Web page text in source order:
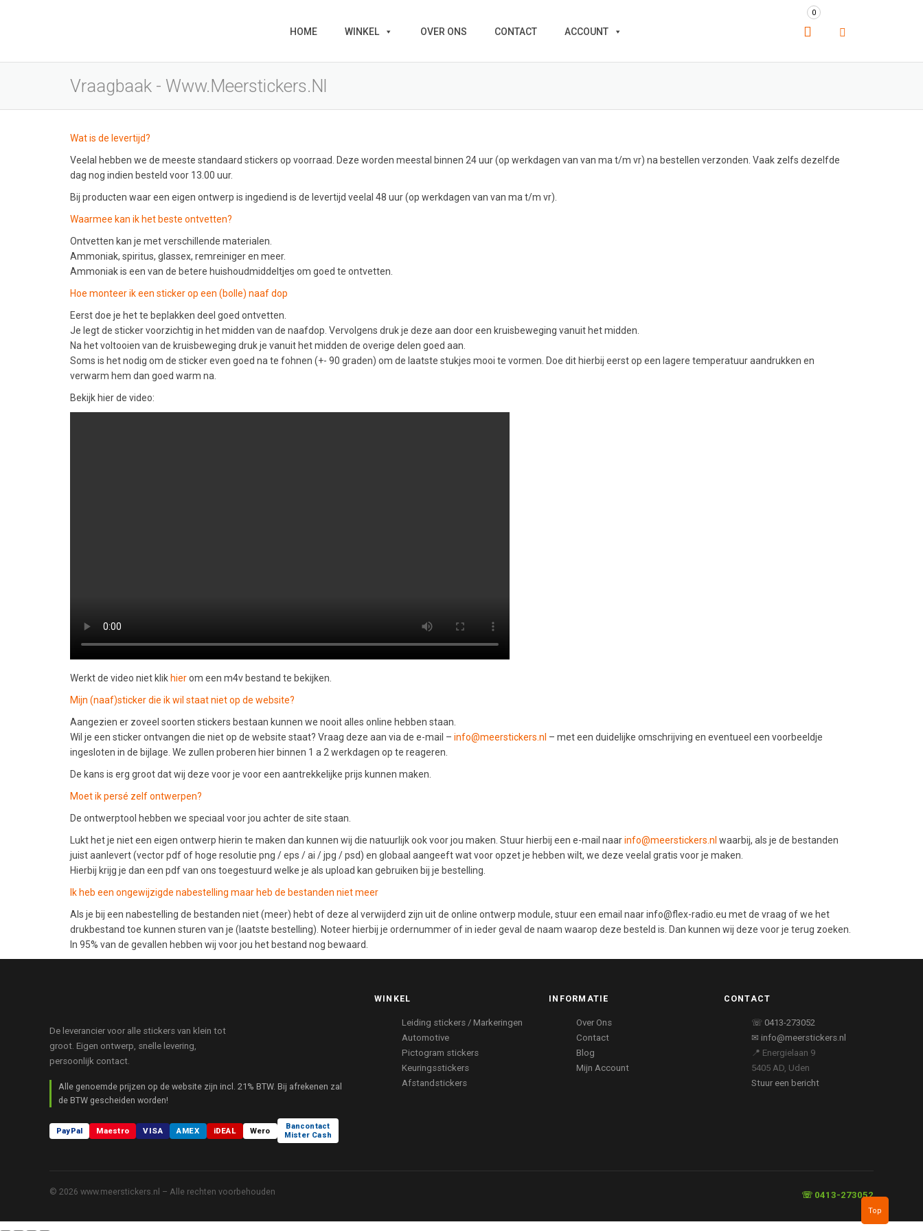
HOME WINKEL OVER ONS CONTACT ACCOUNT
0
Vraagbaak - Www.meerstickers.nl
Wat is de levertijd?
Veelal hebben we de meeste standaard stickers op voorraad. Deze worden meestal binnen 24 uur (op werkdagen van van ma t/m vr) na bestellen verzonden. Vaak zelfs dezelfde
dag nog indien besteld voor 13.00 uur.
Bij producten waar een eigen ontwerp is ingediend is de levertijd veelal 48 uur (op werkdagen van van ma t/m vr).
Waarmee kan ik het beste ontvetten?
Ontvetten kan je met verschillende materialen.
Ammoniak, spiritus, glassex, remreiniger en meer.
Ammoniak is een van de betere huishoudmiddeltjes om goed te ontvetten.
Hoe monteer ik een sticker op een (bolle) naaf dop
Eerst doe je het te beplakken deel goed ontvetten.
Je legt de sticker voorzichtig in het midden van de naafdop. Vervolgens druk je deze aan door een kruisbeweging vanuit het midden.
Na het voltooien van de kruisbeweging druk je vanuit het midden de overige delen goed aan.
Soms is het nodig om de sticker even goed na te fohnen (+- 90 graden) om de laatste stukjes mooi te vormen. Doe dit hierbij eerst op een lagere temperatuur aandrukken en
verwarm hem dan goed warm na.
Bekijk hier de video:
Werkt de video niet klik hierom een m4v bestand te bekijken.
Mijn (naaf)sticker die ik wil staat niet op de website?
Aangezien er zoveel soorten stickers bestaan kunnen we nooit alles online hebben staan.
Wil je een sticker ontvangen die niet op de website staat? Vraag deze aan via de e-mail – info@meerstickers.nl – met een duidelijke omschrijving en eventueel een voorbeeldje
ingesloten in de bijlage. We zullen proberen hier binnen 1 a 2 werkdagen op te reageren.
De kans is erg groot dat wij deze voor je voor een aantrekkelijke prijs kunnen maken.
Moet ik persé zelf ontwerpen?
De ontwerptool hebben we speciaal voor jou achter de site staan.
Lukt het je niet een eigen ontwerp hierin te maken dan kunnen wij die natuurlijk ook voor jou maken. Stuur hierbij een e-mail naarinfo@meerstickers.nl waarbij, als je de bestanden
juist aanlevert (vector pdf of hoge resolutie png / eps / ai / jpg / psd) en globaal aangeeft wat voor opzet je hebben wilt, we deze veelal gratis voor je maken.
Hierbij krijg je dan een pdf van ons toegestuurd welke je als upload kan gebruiken bij je bestelling.
Ik heb een ongewijzigde nabestelling maar heb de bestanden niet meer
Als je bij een nabestelling de bestanden niet (meer) hebt of deze al verwijderd zijn uit de online ontwerp module, stuur een email naar info@flex-radio.eu met de vraag of we het
drukbestand toe kunnen sturen van je (laatste bestelling). Noteer hierbij je ordernummer of in ieder geval de naam waarop deze besteld is. Dan kunnen wij deze voor je terug zoeken.
In 95% van de gevallen hebben wij voor jou het bestand nog bewaard.
De leverancier voor alle stickers van klein tot
groot. Eigen ontwerp, snelle levering,
persoonlijk contact.
Alle genoemde prijzen op de website zijn incl. 21% BTW. Bij afrekenen zal
de BTW gescheiden worden!
PayPal Maestro VISA AMEX iDEAL Wero
Bancontact
Mister Cash
WINKEL
Leiding stickers / Markeringen
Automotive
Pictogram stickers
Keuringsstickers
Afstandstickers
INFORMATIE
Over Ons
Contact
Blog
Mijn Account
CONTACT
☏ 0413-273052
✉ info@meerstickers.nl
📍 Energielaan 9
5405 AD, Uden
Stuur een bericht
© 2026 www.meerstickers.nl – Alle rechten voorbehouden ☏ 0413-273052
Top